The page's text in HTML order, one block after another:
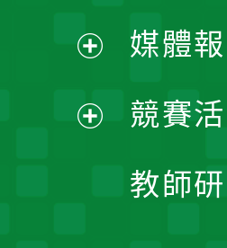
媒體
競賽
教師
開